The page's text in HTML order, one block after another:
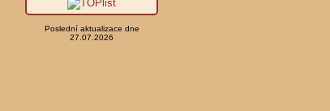
Poslední aktualizace dne
27.07.2026